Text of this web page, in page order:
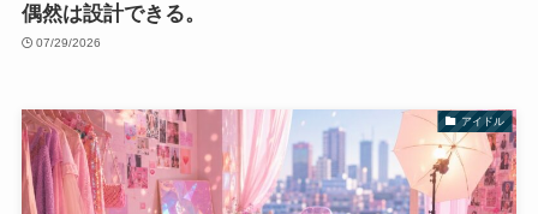
偶然は設計できる。
07/29/2026
アイドル